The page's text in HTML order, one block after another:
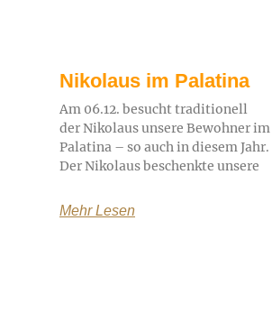
Nikolaus im Palatina
Am 06.12. besucht traditionell
der Nikolaus unsere Bewohner im
Palatina – so auch in diesem Jahr.
Der Nikolaus beschenkte unsere
Mehr Lesen